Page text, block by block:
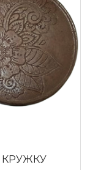
КРУЖКУ